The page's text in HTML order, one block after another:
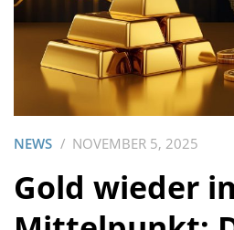
NEWS NOVEMBER 5, 2025
Gold wieder